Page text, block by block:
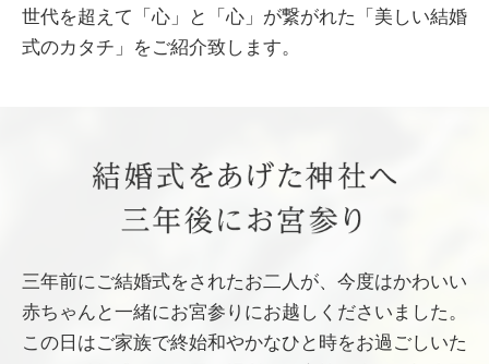
世代を超えて「心」と「心」が繋がれた「美しい結婚
式のカタチ」をご紹介致します。
三年前にご結婚式をされたお二人が、今度はかわいい
赤ちゃんと一緒にお宮参りにお越しくださいました。
この日はご家族で終始和やかなひと時をお過ごしいた